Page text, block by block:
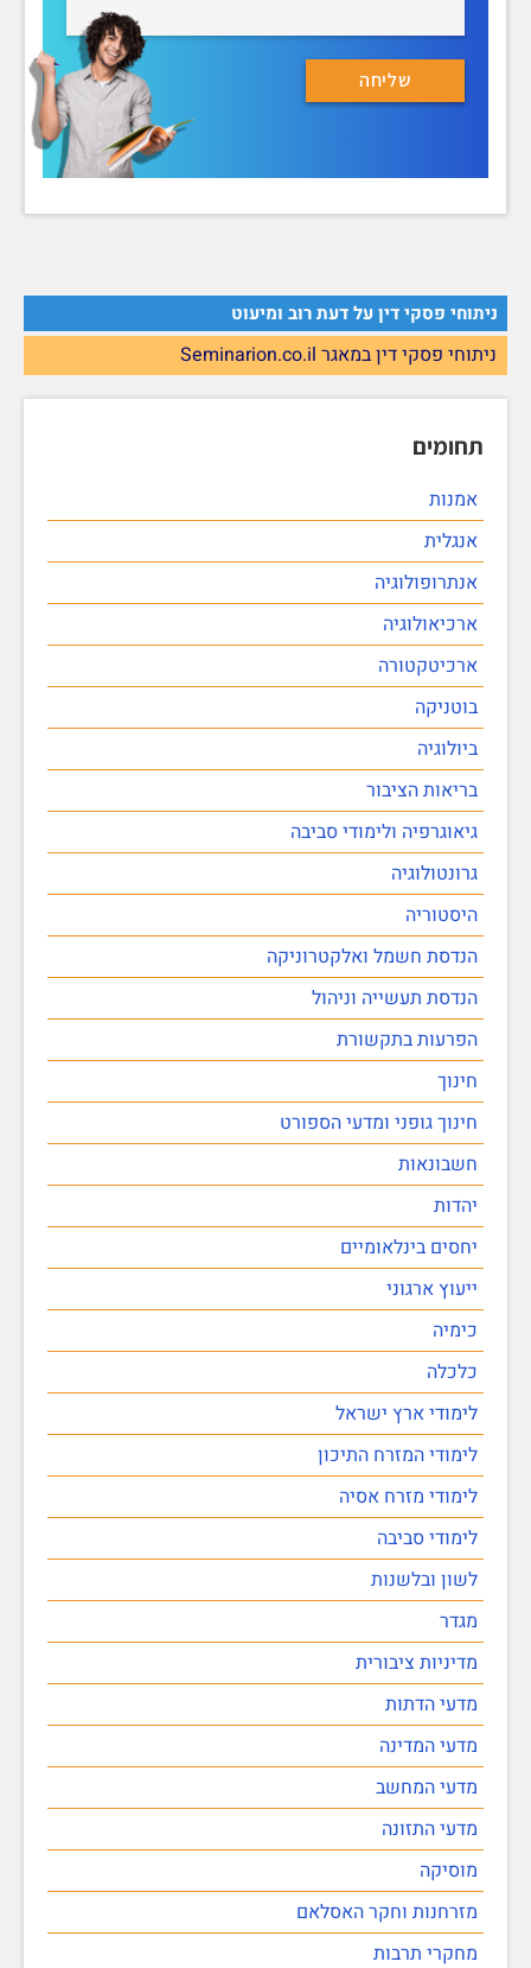
ניתוחי פסקי דין על דעת רוב ומיעוט
ניתוחי פסקי דין במאגר Seminarion.co.il
תחומים
אמנות
אנגלית
אנתרופולוגיה
ארכיאולוגיה
ארכיטקטורה
בוטניקה
ביולוגיה
בריאות הציבור
גיאוגרפיה ולימודי סביבה
גרונטולוגיה
היסטוריה
הנדסת חשמל ואלקטרוניקה
הנדסת תעשייה וניהול
הפרעות בתקשורת
חינוך
חינוך גופני ומדעי הספורט
חשבונאות
יהדות
יחסים בינלאומיים
ייעוץ ארגוני
כימיה
כלכלה
לימודי ארץ ישראל
לימודי המזרח התיכון
לימודי מזרח אסיה
לימודי סביבה
לשון ובלשנות
מגדר
מדיניות ציבורית
מדעי הדתות
מדעי המדינה
מדעי המחשב
מדעי התזונה
מוסיקה
מזרחנות וחקר האסלאם
מחקרי תרבות